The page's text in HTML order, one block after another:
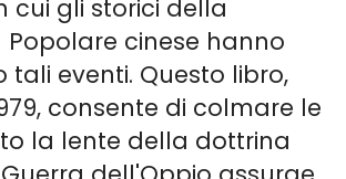
cui gli storici della
Popolare cinese hanno
tali eventi. Questo libro,
consente di colmare le
la lente della dottrina